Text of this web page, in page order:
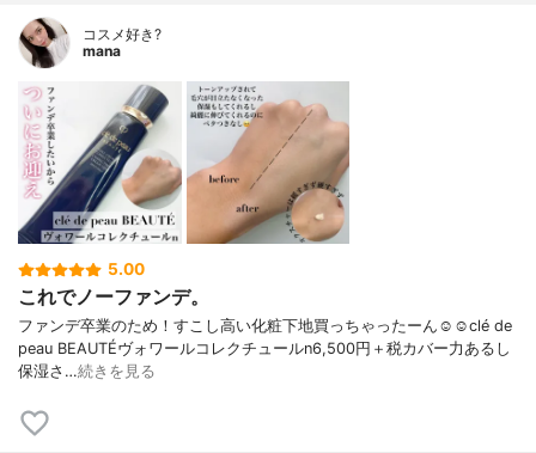
コスメ好き?
mana
5.00
これでノーファンデ。
ファンデ卒業のため！すこし高い化粧下地買っちゃったーん☺️☺️clé de
peau BEAUTÉヴォワールコレクチュールn6,500円＋税カバー力あるし
保湿さ…続きを見る